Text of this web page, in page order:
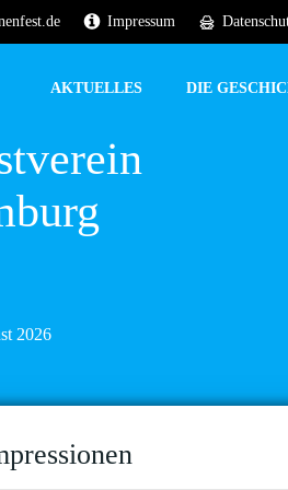
Impressum
AKTUELLES DIE
2026